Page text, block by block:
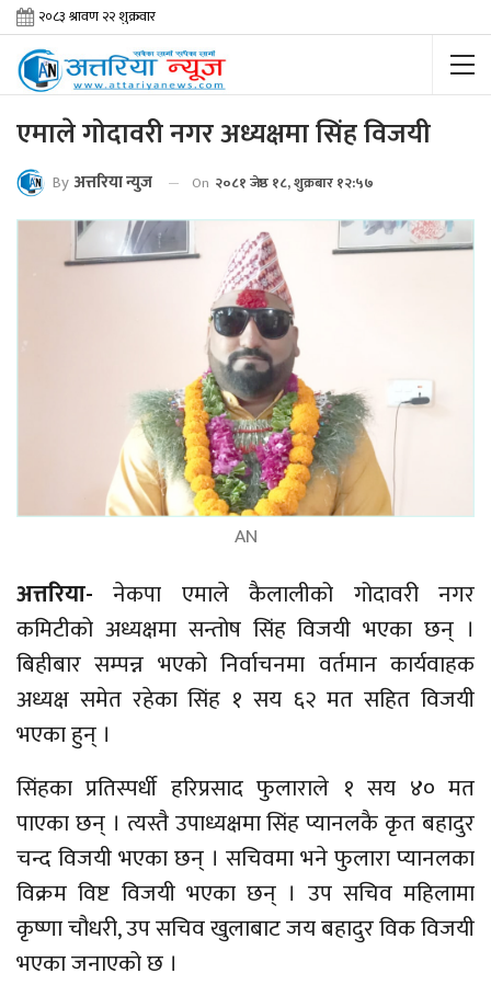
एमाले गोदावरी नगर अध्यक्षमा सिंह विजयी
By अत्तरिया न्युज On २०८१ जेष्ठ १८, शुक्रबार १२:५७
AN
अत्तरिया-नेकपा एमाले कैलालीको गोदावरी नगर
कमिटीको अध्यक्षमा सन्तोष सिंह विजयी भएका छन् ।
बिहीबार सम्पन्न भएको निर्वाचनमा वर्तमान कार्यवाहक
अध्यक्ष समेत रहेका सिंह १ सय ६२ मत सहित विजयी
भएका हुन् ।
सिंहका प्रतिस्पर्धी हरिप्रसाद फुलाराले १ सय ४० मत
पाएका छन् । त्यस्तै उपाध्यक्षमा सिंह प्यानलकै कृत बहादुर
चन्द विजयी भएका छन् । सचिवमा भने फुलारा प्यानलका
विक्रम विष्ट विजयी भएका छन् । उप सचिव महिलामा
कृष्णा चौधरी, उप सचिव खुलाबाट जय बहादुरविकविजयी
भएका जनाएको छ ।